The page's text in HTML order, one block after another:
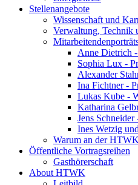
Stellenangebote
Wissenschaft und
Verwaltung, Technik
Anne Dietrich
Sophia Lux -
Alexander
Ina Fichtner -
Lukas Kube -
Katharina
Jens Schneider
Ines Wetzig
Warum an der
Öffentliche Vortragsreihen
Gasthörerschaft
About HTWK